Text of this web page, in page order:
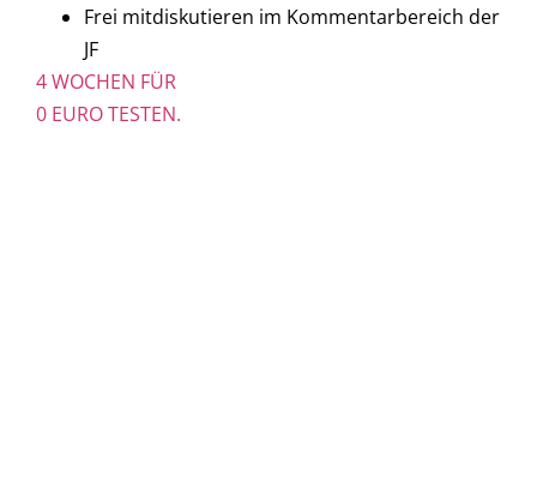
Frei mitdiskutieren im Kommentarbereich der
JF
4 WOCHEN FÜR
0 EURO TESTEN.